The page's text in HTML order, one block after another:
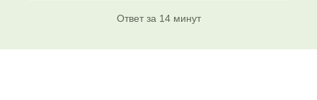
Ответ за 14 минут